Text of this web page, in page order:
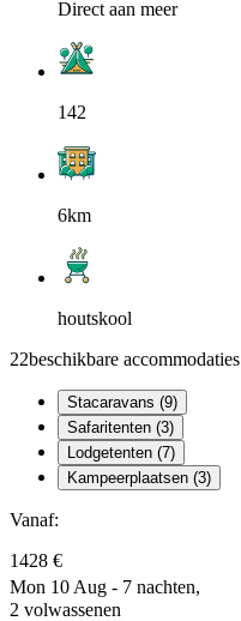
Direct aan meer
142
6km
houtskool
22beschikbare accommodaties
Stacaravans (9)
Safaritenten (3)
Lodgetenten (7)
Kampeerplaatsen (3)
Vanaf:
1428 €
Mon 10 Aug - 7 nachten,
2 volwassenen